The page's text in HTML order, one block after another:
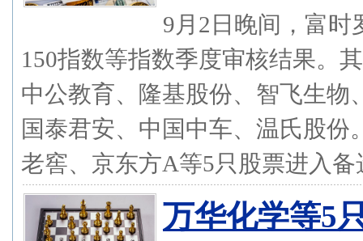
9月2日晚间，富时
150指数等指数季度审核结果。
中公教育、隆基股份、智飞生
国泰君安、中国中车、温氏股
老窖、京东方A等5只股票进入备
万华化学等5